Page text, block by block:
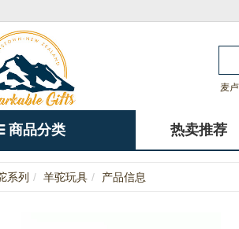
麦
商品分类 热卖推荐
系列 羊驼玩具 产品信息